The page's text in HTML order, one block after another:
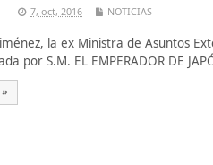
7, oct, 2016 NOTICIAS
la ex Ministra de Asuntos
por S.M. EL EMPERADOR DE